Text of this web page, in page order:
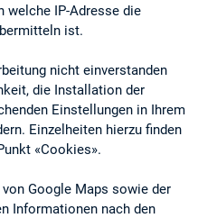
welche IP-Adresse die
ist.
nicht einverstanden
die Installation der
Einstellungen in Ihrem
Einzelheiten hierzu finden
«Cookies».
Google Maps sowie der
Informationen nach den